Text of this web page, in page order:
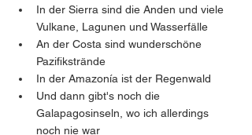
In der Sierra sind die Anden und viele
Vulkane, Lagunen und Wasserfälle
An der Costa sind wunderschöne
Pazifikstrände
In der Amazonía ist der Regenwald
Und dann gibt's noch die
Galapagosinseln, wo ich allerdings
noch nie war